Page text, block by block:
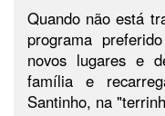
Quando não está
programa
novos lugares e
família e
Santinho, na